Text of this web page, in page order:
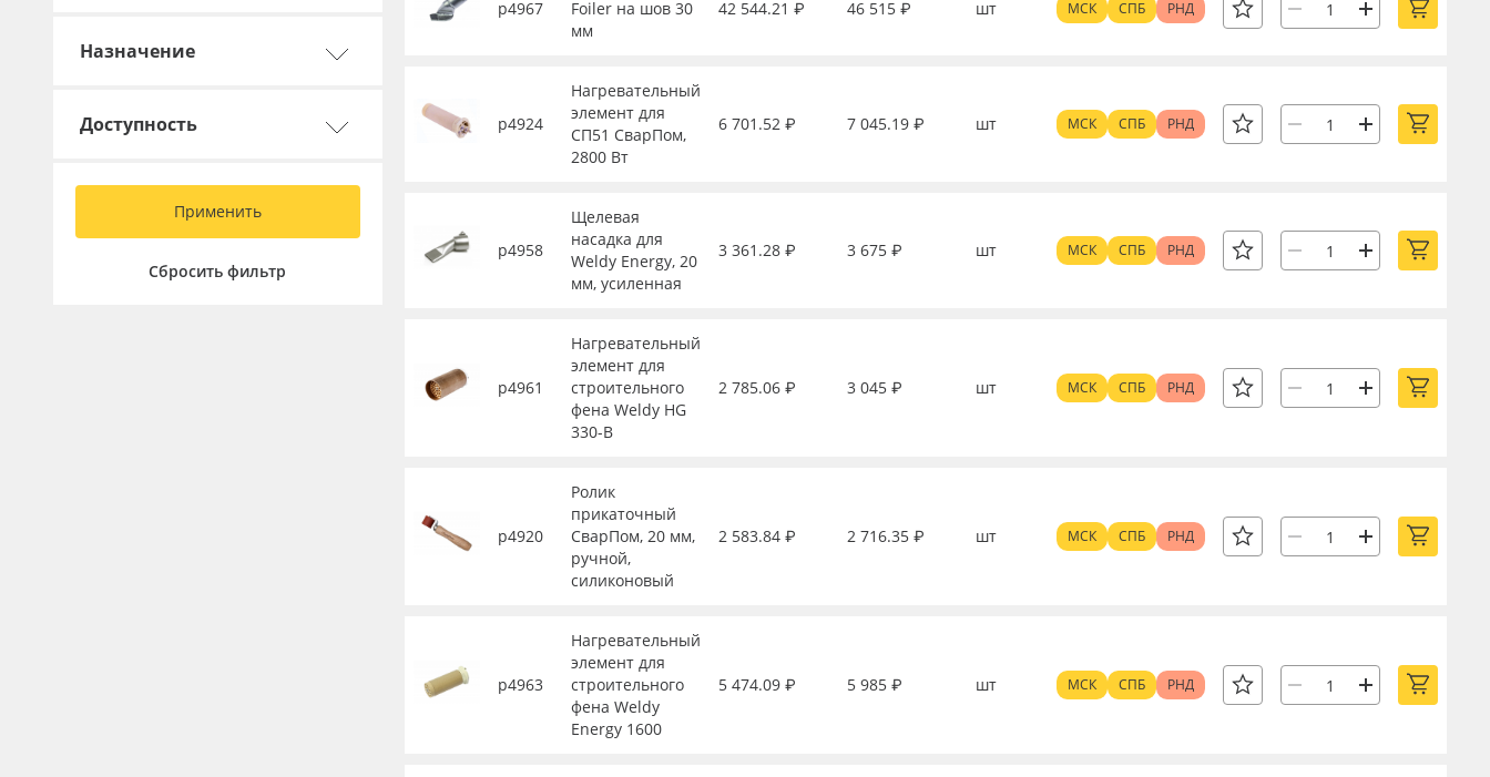
Заготовки для сувениров
Назначение
Доступность
Применить
Сбросить фильтр
р4967
Foiler на шов 30
мм
42 544.21 ₽ 46 515 ₽ шт МСК СПБ РНД
р4924
Нагревательный
элемент для
СП51 СварПом,
2800 Вт
6 701.52 ₽ 7 045.19 ₽ шт МСК СПБ РНД
р4958
Щелевая
насадка для
Weldy Energy, 20
мм, усиленная
3 361.28 ₽ 3 675 ₽ шт МСК СПБ РНД
р4961
Нагревательный
элемент для
строительного
фена Weldy HG
330-B
2 785.06 ₽ 3 045 ₽ шт МСК СПБ РНД
р4920
Ролик
прикаточный
СварПом, 20 мм,
ручной,
силиконовый
2 583.84 ₽ 2 716.35 ₽ шт МСК СПБ РНД
р4963
Нагревательный
элемент для
строительного
фена Weldy
Energy 1600
5 474.09 ₽ 5 985 ₽ шт МСК СПБ РНД